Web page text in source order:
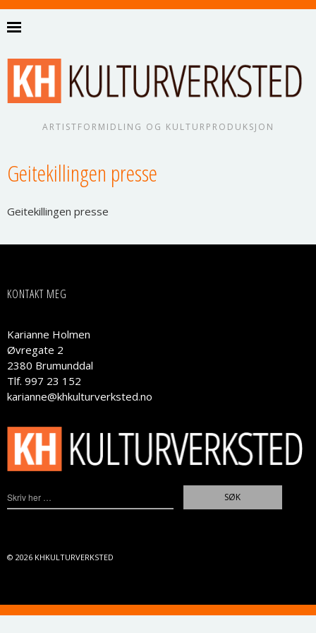
ARTISTFORMIDLING OG KULTURPRODUKSJON
Geitekillingen presse
Geite­kil­lin­gen presse
KONTAKT MEG
Karianne Holmen
Øvregate 2
2380 Brumunddal
Tlf. 997 23 152
karianne@khkulturverksted.no
© 2026 KHKULTURVERKSTED